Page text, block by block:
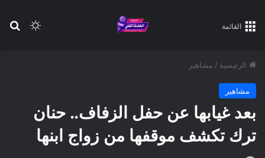
الوضع القائمة
الرئيسية / مشاهير
مشاهير
بعد غيابها عن حفل الزفاف.. حنان
ترك تكشف موقفها من زواج ابنها